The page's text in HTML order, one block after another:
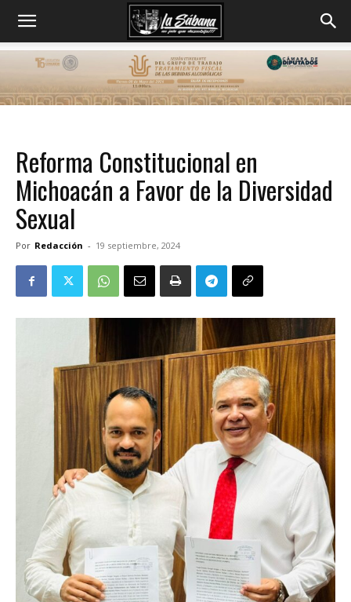
Reforma Constitucional en
Michoacán a Favor de la Diversidad
Sexual
Por Redacción - 19 septiembre, 2024